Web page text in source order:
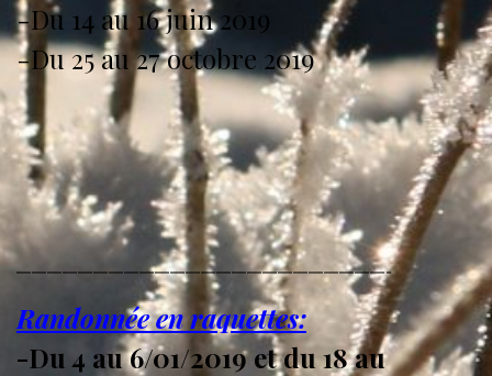
-Du 14 au 16 juin 2019
-Du 25 au 27 octobre 2019
————————————————————————-
Randonnée en raquettes:
-Du 4 au 6/01/2019 et du 18 au